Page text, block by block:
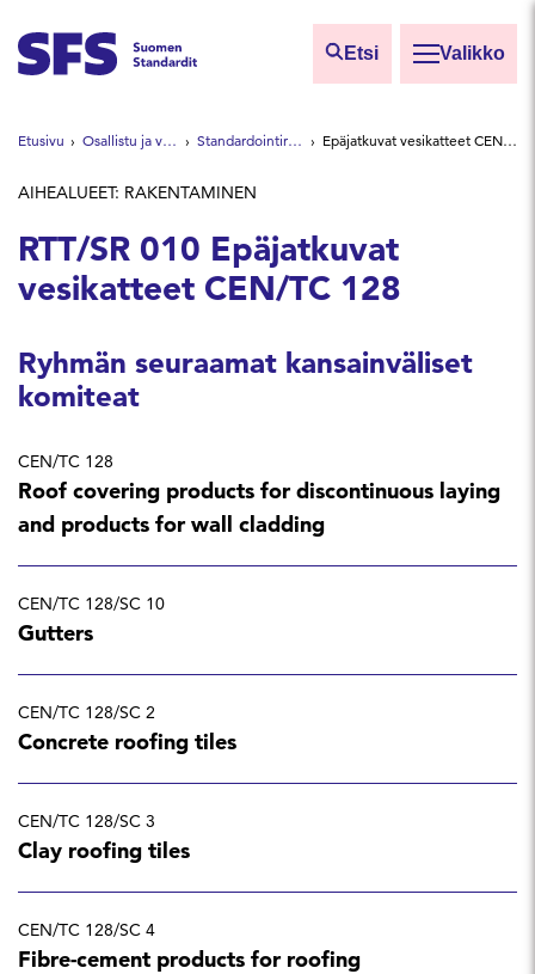
Etsi Valikko
Etsi sivuilta
Hae hakutermillä
Etusivu Osallistu ja vaikuta Standardointiryhmät Epäjatkuvat vesikatteet CEN/TC 128
AIHEALUEET: RAKENTAMINEN
RTT/SR 010 Epäjatkuvat
vesikatteet CEN/TC 128
Ryhmän seuraamat kansainväliset
komiteat
CEN/TC 128
Roof covering products for discontinuous laying
and products for wall cladding
CEN/TC 128/SC 10
Gutters
CEN/TC 128/SC 2
Concrete roofing tiles
CEN/TC 128/SC 3
Clay roofing tiles
CEN/TC 128/SC 4
Fibre-cement products for roofing